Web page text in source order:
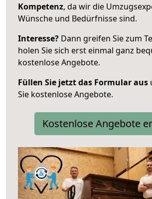
Kompetenz, da wir die
Wünsche und Bedürfnisse sind.
Interesse? Dann greifen Sie zum
holen Sie sich erst einmal ganz
kostenlose Angebote.
Füllen Sie jetzt das Formular aus
Sie kostenlose Angebote.
Kostenlose Angebote